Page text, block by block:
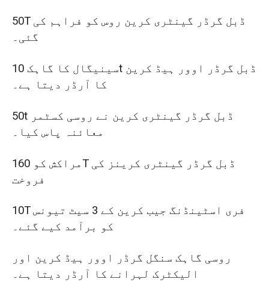
50T ڈبل گرڈر گینٹری کرین روس کو فراہم کی
گئی۔
سینیگال کا گاہک 10t ڈبل گرڈر اوور ہیڈ کرین
کا آرڈر دیتا ہے۔
50t ڈبل گرڈر گینٹری کرین نے روسی کسٹمر
معائنہ پاس کیا۔
مراکش کو 160T ڈبل گرڈر گینٹری کرینز کی
فروخت
10T فری اسٹینڈنگ جیب کرین کے 3 سیٹ تیونس
کو برآمد کیے گئے۔
روسی گاہک سنگل گرڈر اوور ہیڈ کرین اور
الیکٹرک لہرانے کا آرڈر دیتا ہے۔